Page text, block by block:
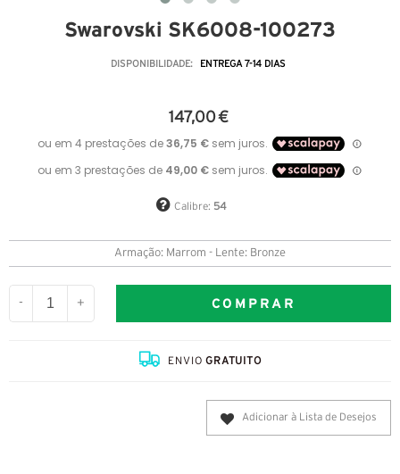
Swarovski SK6008-100273
DISPONIBILIDADE: ENTREGA 7-14 DIAS
147,00 €
Calibre: 54
Armação: Marrom - Lente: Bronze
- + COMPRAR
ENVIOGRATUITO
Adicionar à Lista de Desejos